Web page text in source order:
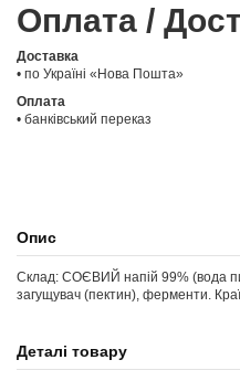
Оплата /
Доставка
• по Україні «Нова Пошта»
Оплата
• банківський переказ
Опис
Склад: СОЄВИЙ напій 99% (вода
загущувач (пектин), ферменти.
Деталі товару